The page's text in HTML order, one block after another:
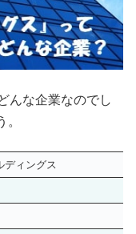
んな企業なのでし
ディングス